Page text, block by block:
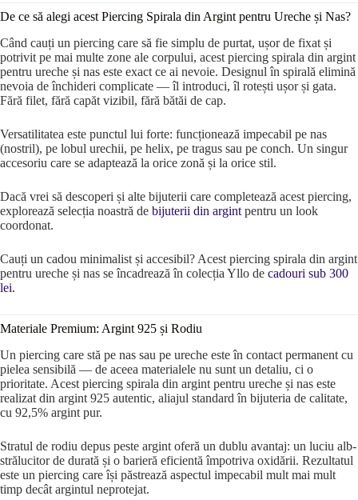
De ce să alegi acest Piercing Spirala din Argint pentru Ureche și Nas?
Când cauți un piercing care să fie simplu de purtat, ușor de fixat și
potrivit pe mai multe zone ale corpului, acest piercing spirala din argint
pentru ureche și nas este exact ce ai nevoie. Designul în spirală elimină
nevoia de închideri complicate — îl introduci, îl rotești ușor și gata.
Fără filet, fără capăt vizibil, fără bătăi de cap.
Versatilitatea este punctul lui forte: funcționează impecabil pe nas
(nostril), pe lobul urechii, pe helix, pe tragus sau pe conch. Un singur
accesoriu care se adaptează la orice zonă și la orice stil.
Dacă vrei să descoperi și alte bijuterii care completează acest piercing,
explorează selecția noastră de bijuterii din argint pentru un look
coordonat.
Cauți un cadou minimalist și accesibil? Acest piercing spirala din argint
pentru ureche și nas se încadrează în colecția Yllo de cadouri sub 300
lei.
Materiale Premium: Argint 925 și Rodiu
Un piercing care stă pe nas sau pe ureche este în contact permanent cu
pielea sensibilă — de aceea materialele nu sunt un detaliu, ci o
prioritate. Acest piercing spirala din argint pentru ureche și nas este
realizat din argint 925 autentic, aliajul standard în bijuteria de calitate,
cu 92,5% argint pur.
Stratul de rodiu depus peste argint oferă un dublu avantaj: un luciu alb-
strălucitor de durată și o barieră eficientă împotriva oxidării. Rezultatul
este un piercing care își păstrează aspectul impecabil mult mai mult
timp decât argintul neprotejat.